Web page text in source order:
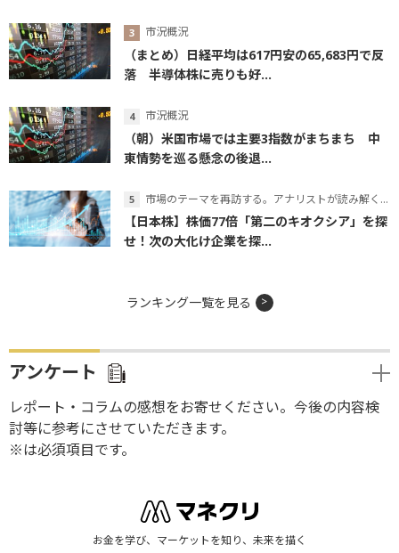
市況概況
（まとめ）日経平均は617円安の65,683円で反
落 半導体株に売りも好...
市況概況
（朝）米国市場では主要3指数がまちまち 中
東情勢を巡る懸念の後退...
市場のテーマを再訪する。アナリストが読み解くテーマの本質
【日本株】株価77倍「第二のキオクシア」を探
せ！次の大化け企業を探...
ランキング一覧を見る
アンケート
レポート・コラムの感想をお寄せください。今後の内容検
討等に参考にさせていただきます。
※は必須項目です。
お金を学び、マーケットを知り、未来を描く